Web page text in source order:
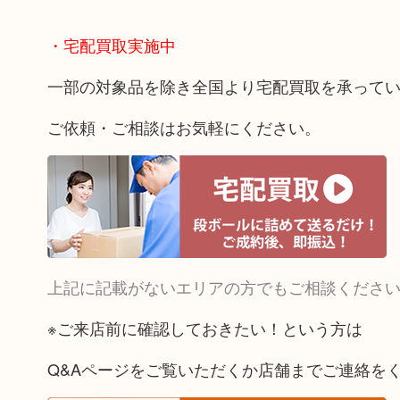
・宅配買取実施中
一部の対象品を除き全国より宅配買取を承ってい
ご依頼・ご相談はお気軽にください。
上記に記載がないエリアの方でもご相談ください
※ご来店前に確認しておきたい！という方は
Q&Aページをご覧いただくか店舗までご連絡をく